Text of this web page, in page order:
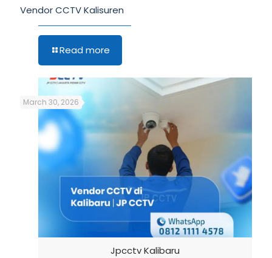
Vendor CCTV Kalisuren
Read more
Jpcctv Kalibaru
March 30, 2026